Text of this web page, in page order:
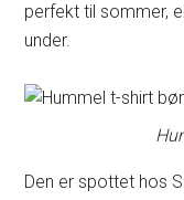
perfekt til sommer,
under.
Den er spottet hos